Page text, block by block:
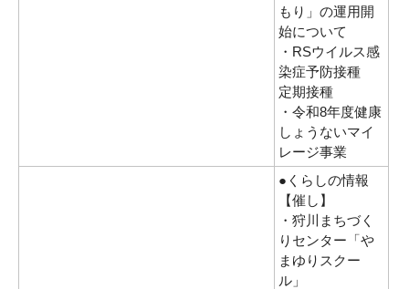
もり」の運用開
始について
・RSウイルス感
染症予防接種
定期接種
・令和8年度健康
しょうないマイ
レージ事業
●くらしの情報
【催し】
・狩川まちづく
りセンター「や
まゆりスクー
ル」